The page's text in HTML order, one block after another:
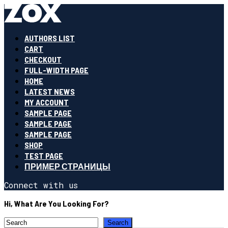
AUTHORS LIST
CART
CHECKOUT
FULL-WIDTH PAGE
HOME
LATEST NEWS
MY ACCOUNT
SAMPLE PAGE
SAMPLE PAGE
SAMPLE PAGE
SHOP
TEST PAGE
ПРИМЕР СТРАНИЦЫ
Connect with us
Hi, What Are You Looking For?